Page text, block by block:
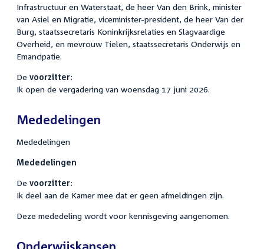
Infrastructuur en Waterstaat, de heer Van den Brink, minister
van Asiel en Migratie, viceminister-president, de heer Van der
Burg, staatssecretaris Koninkrijksrelaties en Slagvaardige
Overheid, en mevrouw Tielen, staatssecretaris Onderwijs en
Emancipatie.
De voorzitter:
Ik open de vergadering van woensdag 17 juni 2026.
Mededelingen
Mededelingen
Mededelingen
De voorzitter:
Ik deel aan de Kamer mee dat er geen afmeldingen zijn.
Deze mededeling wordt voor kennisgeving aangenomen.
Onderwijskansen